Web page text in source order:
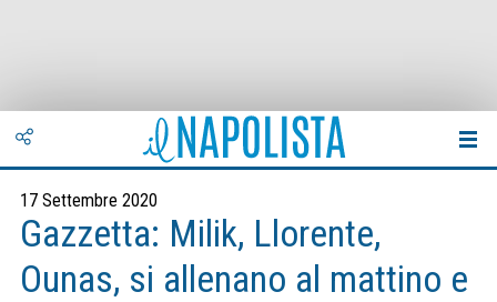
17 Settembre 2020
Gazzetta: Milik, Llorente,
Ounas, si allenano al mattino e